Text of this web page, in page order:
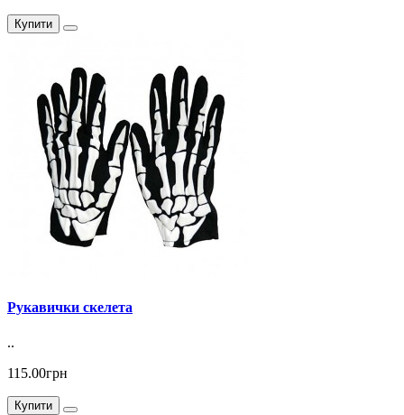
Купити
Рукавички скелета
..
115.00грн
Купити